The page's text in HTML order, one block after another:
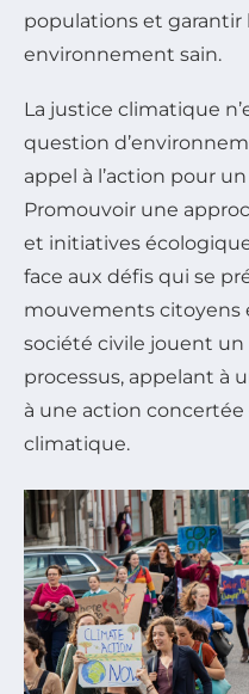
populations et garantir
environnement sain.
La justice climatique
question
appel à l’action pour un
Promouvoir une
et initiatives
face aux défis qui se
mouvements citoyens
société civile jouent un
processus, appelant à
à une action concertée
climatique.